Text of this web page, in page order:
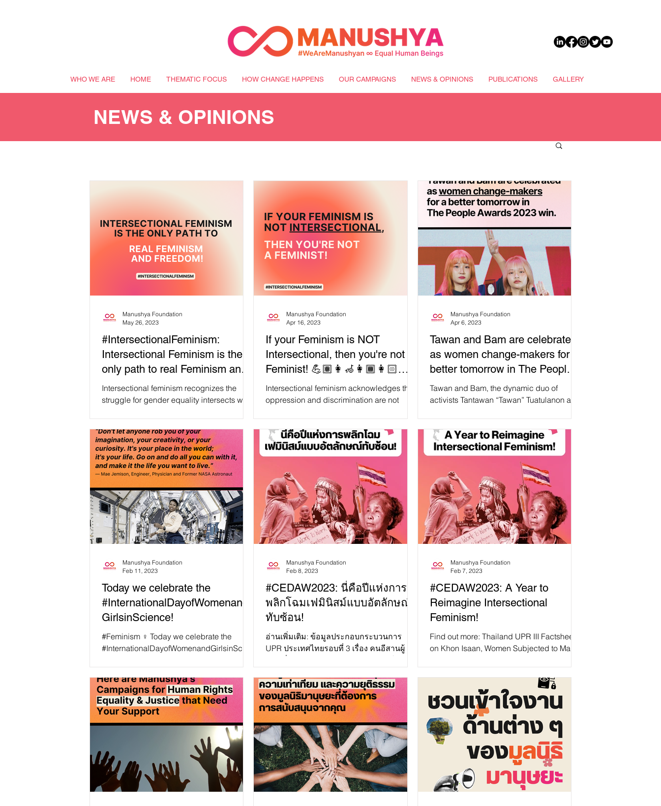
WHO WE ARE HOME THEMATIC FOCUS HOW CHANGE HAPPENS OUR CAMPAIGNS NEWS & OPINIONS PUBLICATIONS GALLERY
NEWS & OPINIONS
#IntersectionalFeminism:
Intersectional Feminism is the
only path to real Feminism and
Freedom!💪🏽
Intersectional feminism recognizes the
struggle for gender equality intersects with
Manushya Foundation
May 26, 2023
If your Feminism is NOT
Intersectional, then you're not a
Feminist! 💪🏽👩‍🦽👩🏾👩🏻
👩🏼
Intersectional feminism acknowledges that
oppression and discrimination are not
Manushya Foundation
Apr 16, 2023
Tawan and Bam are celebrated
as women change-makers for a
better tomorrow in The People
Awards 2023
Tawan and Bam, the dynamic duo of
activists Tantawan “Tawan” Tuatulanon and
Manushya Foundation
Apr 6, 2023
Today we celebrate the
#InternationalDayofWomenand
GirlsinScience!
#Feminism ♀️ Today we celebrate the
#InternationalDayofWomenandGirlsinScien
Manushya Foundation
Feb 11, 2023
#CEDAW2023: นี่คือปีแห่งการ
พลิกโฉมเฟมินิสม์แบบอัตลักษณ์
ทับซ้อน!
อ่านเพิ่มเติม: ข้อมูลประกอบกระบวนการ
UPR ประเทศไทยรอบที่ 3 เรื่อง คนอีสานผู้
Manushya Foundation
Feb 8, 2023
#CEDAW2023: A Year to
Reimagine Intersectional
Feminism!
Find out more: Thailand UPR III Factsheets
on Khon Isaan, Women Subjected to Male
Manushya Foundation
Feb 7, 2023